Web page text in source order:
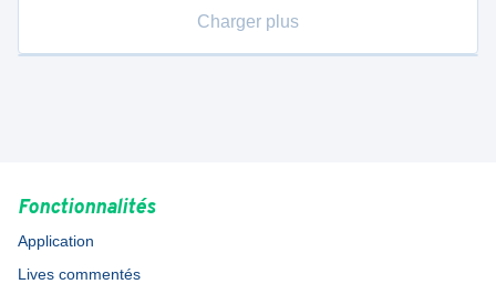
Charger plus
Fonctionnalités
Application
Lives commentés